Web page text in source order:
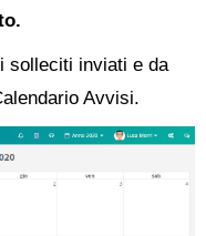
solleciti inviati e da
Avvisi.